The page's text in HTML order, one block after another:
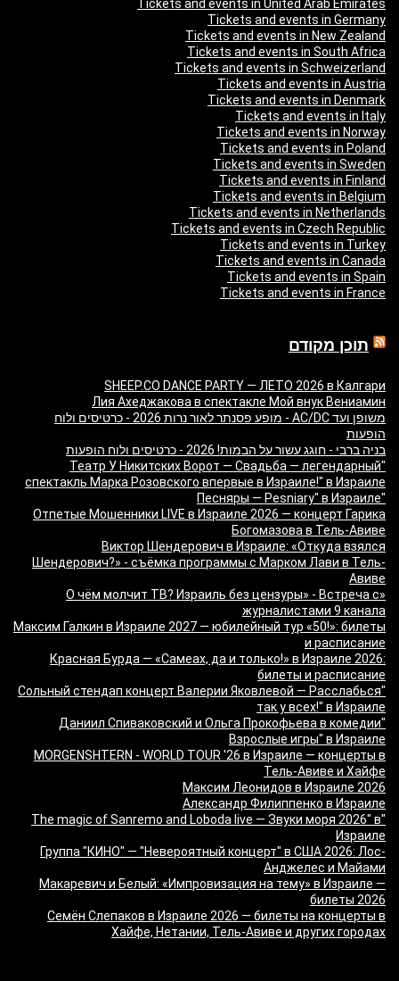
Tickets and events in United Arab Emirates
Tickets and events in Germany
Tickets and events in New Zealand
Tickets and events in South Africa
Tickets and events in Schweizerland
Tickets and events in Austria
Tickets and events in Denmark
Tickets and events in Italy
Tickets and events in Norway
Tickets and events in Poland
Tickets and events in Sweden
Tickets and events in Finland
Tickets and events in Belgium
Tickets and events in Netherlands
Tickets and events in Czech Republic
Tickets and events in Turkey
Tickets and events in Canada
Tickets and events in Spain
Tickets and events in France
תוכן מקודם
SHEEP.CO DANCE PARTY — ЛЕТО 2026 в Калгари
Лия Ахеджакова в спектакле Мой внук Вениамин
משופן ועד AC/DC - מופע פסנתר לאור נרות 2026 - כרטיסים ולוח
הופעות
בניה ברבי - חוגג עשור על הבמות! 2026 - כרטיסים ולוח הופעות
"Театр У Никитских Ворот — Свадьба — легендарный
спектакль Марка Розовского впервые в Израиле!" в Израиле
"Песняры — Pesniary" в Израиле
Отпетые Мошенники LIVE в Израиле 2026 — концерт Гарика
Богомазова в Тель-Авиве
Виктор Шендерович в Израиле: «Откуда взялся
Шендерович?» - съёмка программы с Марком Лави в Тель-
Авиве
«О чём молчит ТВ? Израиль без цензуры» - Встреча с
журналистами 9 канала
Максим Галкин в Израиле 2027 — юбилейный тур «50!»: билеты
и расписание
Красная Бурда — «Самеах, да и только!» в Израиле 2026:
билеты и расписание
"Сольный стендап концерт Валерии Яковлевой — Расслабься
так у всех!" в Израиле
"Даниил Спиваковский и Ольга Прокофьева в комедии
Взрослые игры" в Израиле
MORGENSHTERN - WORLD TOUR '26 в Израиле — концерты в
Тель-Авиве и Хайфе
Максим Леонидов в Израиле 2026
Александр Филиппенко в Израиле
"The magic of Sanremo and Loboda live — Звуки моря 2026" в
Израиле
Группа "КИНО" — "Невероятный концерт" в США 2026: Лос-
Анджелес и Майами
Макаревич и Белый: «Импровизация на тему» в Израиле —
билеты 2026
Семён Слепаков в Израиле 2026 — билеты на концерты в
Хайфе, Нетании, Тель-Авиве и других городах